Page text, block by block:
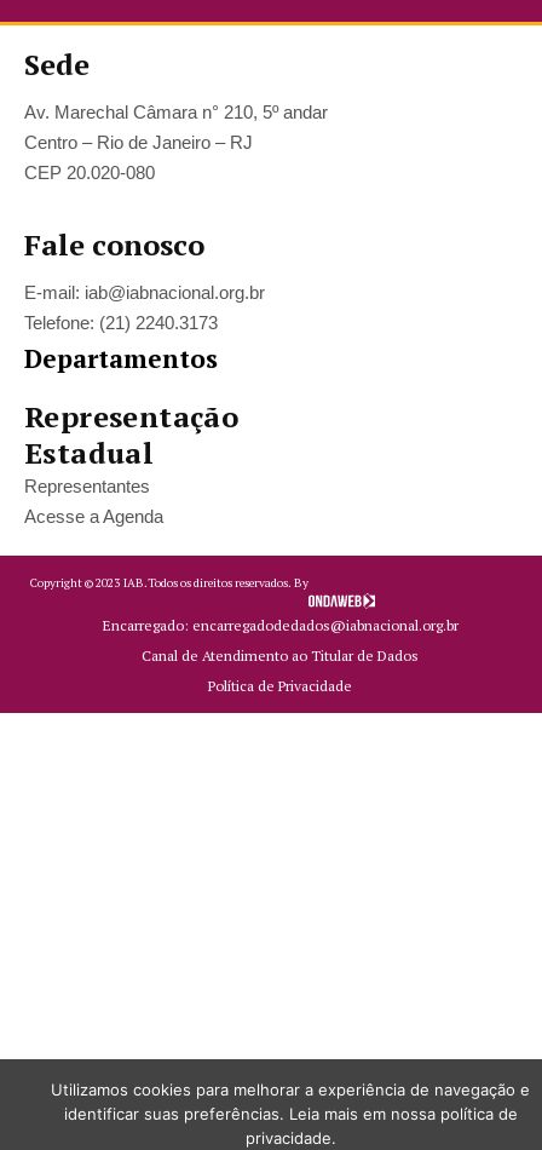
Sede
Av. Marechal Câmara n° 210, 5º andar
Centro – Rio de Janeiro – RJ
CEP 20.020-080
Fale conosco
E-mail: iab@iabnacional.org.br
Telefone: (21) 2240.3173
Departamentos
Representação
Estadual
Representantes
Acesse a Agenda
Copyright ©2023 IAB.Todos os direitos reservados. By
Encarregado: encarregadodedados@iabnacional.org.br
Canal de Atendimento ao Titular de Dados
Política de Privacidade
Utilizamos cookies para melhorar a experiência de navegação e
identificar suas preferências. Leia mais em nossa política de
privacidade.